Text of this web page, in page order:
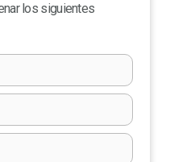
los siguientes